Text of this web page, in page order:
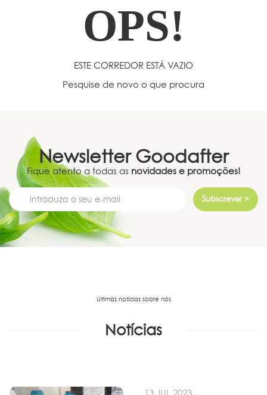
OPS!
ESTE CORREDOR ESTÁ VAZIO
Pesquise de novo o que procura
Newsletter Goodafter
Fique atento a todas as novidades e promoções!
Subscrever >
Últimas notícias sobre nós
Notícias
13 JUL 2023